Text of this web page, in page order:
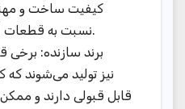
کیفیت ساخت و
نسبت به قطعات افترمارکت یا تقلبی دارند.
برند سازنده:
قابل قبولی دارند و